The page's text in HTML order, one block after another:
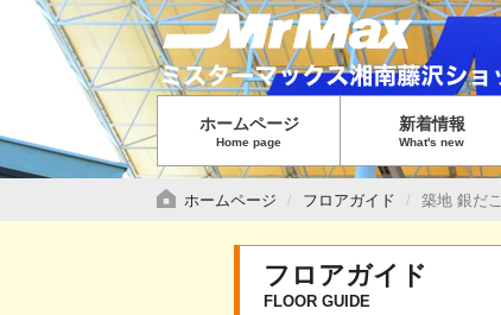
グ
ロ
ー
バ
ル
メ
ニ
ホームページ
Home page
新着情報
What's new
ホームページ フロアガイド 築地 銀だこ
フロアガイド
FLOOR GUIDE